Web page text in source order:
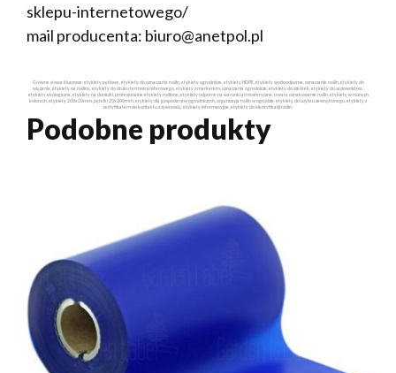
sklepu-internetowego/
mail producenta: biuro@anetpol.pl
Główne słowa kluczowe: etykiety pętlowe, etykiety do oznaczania roślin, etykiety ogrodnicze, etykiety HDPE, etykiety wodoodporne, oznaczanie roślin, etykiety do
wiązania, etykiety na rośliny, etykiety do druku termotransferowego, etykiety z markerem, oznaczenia ogrodnicze, etykiety do szkółek, etykiety do sadownictwa,
etykiety ekologiczne, etykiety na doniczki, profesjonalne etykiety roślinne, etykiety odporne na warunki atmosferyczne, trwałe oznakowanie roślin, etykiety w różnych
kolorach, etykiety 200x20mm, pętelki 20x200mm, etykiety dla gospodarstw ogrodniczych, organizacja roślin w ogrodzie, etykiety do użytku zewnętrznego, etykiety z
certyfikatem do kontaktu z żywnością, etykiety informacyjne, etykiety do identyfikacji roślin.
Podobne produkty